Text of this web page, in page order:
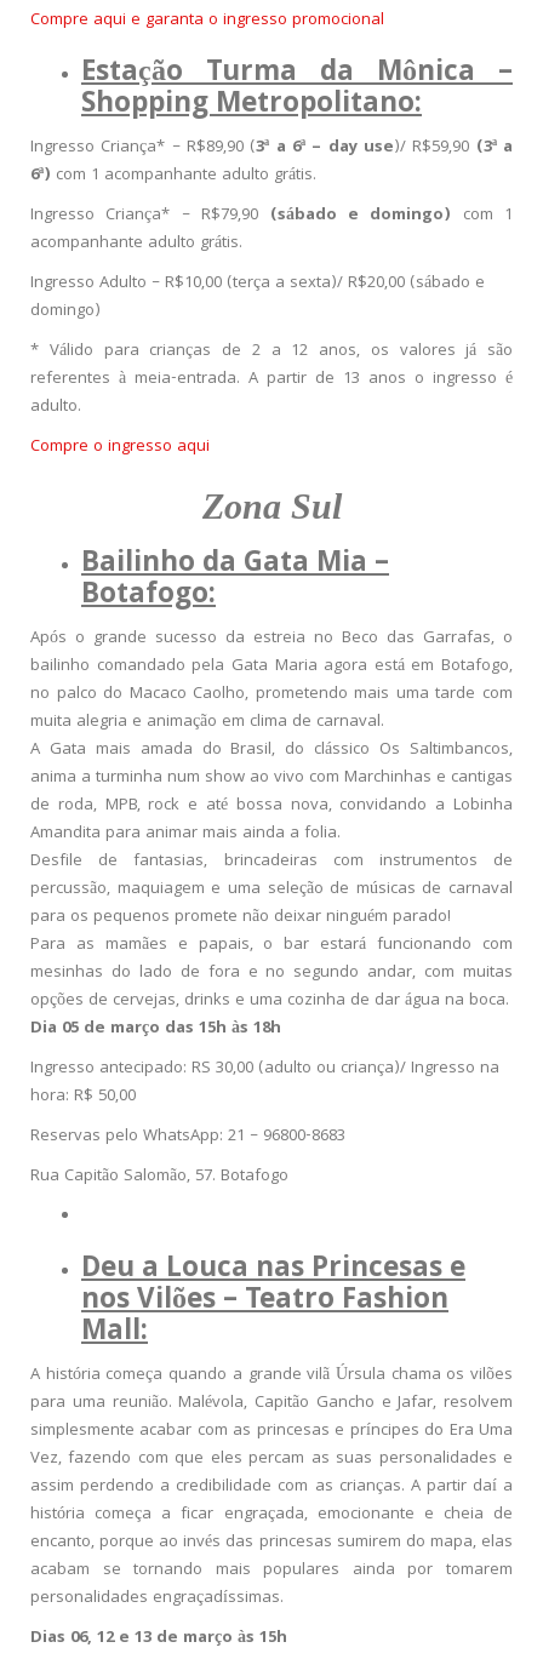
Compre aqui e garanta o ingresso promocional
Estação Turma da Mônica –
Shopping Metropolitano:
Ingresso Criança* – R$89,90 (3ª a 6ª – day use)/ R$59,90 (3ª a
6ª) com 1 acompanhante adulto grátis.
Ingresso Criança* – R$79,90 (sábado e domingo) com 1
acompanhante adulto grátis.
Ingresso Adulto – R$10,00 (terça a sexta)/ R$20,00 (sábado e
domingo)
* Válido para crianças de 2 a 12 anos, os valores já são
referentes à meia-entrada. A partir de 13 anos o ingresso é
adulto.
Compre o ingresso aqui
Zona Sul
Bailinho da Gata Mia –
Botafogo:
Após o grande sucesso da estreia no Beco das Garrafas, o
bailinho comandado pela Gata Maria agora está em Botafogo,
no palco do Macaco Caolho, prometendo mais uma tarde com
muita alegria e animação em clima de carnaval.
A Gata mais amada do Brasil, do clássico Os Saltimbancos,
anima a turminha num show ao vivo com Marchinhas e cantigas
de roda, MPB, rock e até bossa nova, convidando a Lobinha
Amandita para animar mais ainda a folia.
Desfile de fantasias, brincadeiras com instrumentos de
percussão, maquiagem e uma seleção de músicas de carnaval
para os pequenos promete não deixar ninguém parado!
Para as mamães e papais, o bar estará funcionando com
mesinhas do lado de fora e no segundo andar, com muitas
opções de cervejas, drinks e uma cozinha de dar água na boca.
Dia 05 de março das 15h às 18h
Ingresso antecipado: RS 30,00 (adulto ou criança)/ Ingresso na
hora: R$ 50,00
Reservas pelo WhatsApp: 21 – 96800-8683
Rua Capitão Salomão, 57. Botafogo
Deu a Louca nas Princesas e
nos Vilões – Teatro Fashion
Mall:
A história começa quando a grande vilã Úrsula chama os vilões
para uma reunião. Malévola, Capitão Gancho e Jafar, resolvem
simplesmente acabar com as princesas e príncipes do Era Uma
Vez, fazendo com que eles percam as suas personalidades e
assim perdendo a credibilidade com as crianças. A partir daí a
história começa a ficar engraçada, emocionante e cheia de
encanto, porque ao invés das princesas sumirem do mapa, elas
acabam se tornando mais populares ainda por tomarem
personalidades engraçadíssimas.
Dias 06, 12 e 13 de março às 15h